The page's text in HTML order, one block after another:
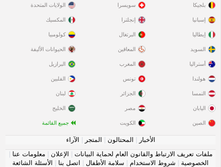
بلجيكا
إسبانيا
إيطاليا
السويد
سويسرا
إنجلترا
البرتغال
المعاقين
الولايات المتحدة
المكسيك
كولومبيا
الحيوانات الأليفة
أستراليا
هولندا
النمسا
اليابان
الصين
المغرب
تونس
الجزائر
مصر
الكويت
البرازيل
الفلبين
لبنان
الخليج
جميع القائمة
الأخبار المحتالون المتجر
الآراء
ملفات تعريف الارتباط والقانون العام لحماية البيانات
الإعلان معلومات عنا
الخصوصية
شروط الاستخدام سلامة الأطفال اتصل بنا الأسئلة الشائعة